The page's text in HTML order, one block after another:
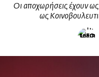
Οι αποχωρήσεις έχουν ως
ως